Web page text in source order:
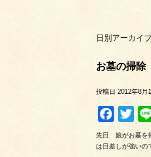
日別アーカイ
お墓の掃除
投稿日 2012年8月
先日 娘がお墓を
は日差しが強い